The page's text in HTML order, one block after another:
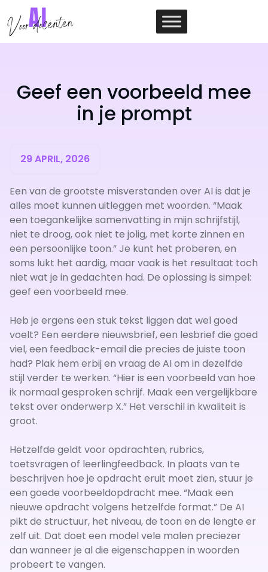
naar
de
Geef een voorbeeld mee
in je prompt
29 APRIL, 2026
Een van de grootste misverstanden over AI is dat je
alles moet kunnen uitleggen met woorden. “Maak
een toegankelijke samenvatting in mijn schrijfstijl,
niet te droog, ook niet te jolig, met korte zinnen en
een persoonlijke toon.” Je kunt het proberen, en
soms lukt het aardig, maar vaak is het resultaat toch
niet wat je in gedachten had. De oplossing is simpel:
geef een voorbeeld mee.
Heb je ergens een stuk tekst liggen dat wel goed
voelt? Een eerdere nieuwsbrief, een lesbrief die goed
viel, een feedback-email die precies de juiste toon
had? Plak hem erbij en vraag de AI om in dezelfde
stijl verder te werken. “Hier is een voorbeeld van hoe
ik normaal gesproken schrijf. Maak een vergelijkbare
tekst over onderwerp X.” Het verschil in kwaliteit is
groot.
Hetzelfde geldt voor opdrachten, rubrics,
toetsvragen of leerlingfeedback. In plaats van te
beschrijven hoe je opdracht eruit moet zien, stuur je
een goede voorbeeldopdracht mee. “Maak een
nieuwe opdracht volgens hetzelfde format.” De AI
pikt de structuur, het niveau, de toon en de lengte er
zelf uit. Dat doet een model vele malen preciezer
dan wanneer je al die eigenschappen in woorden
probeert te vangen.